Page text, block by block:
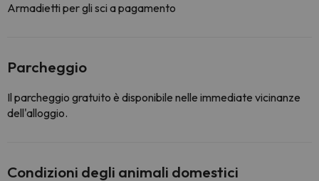
Armadietti per gli sci a pagamento
Parcheggio
Il parcheggio gratuito è disponibile nelle immediate vicinanze
dell'alloggio.
Condizioni degli animali domestici